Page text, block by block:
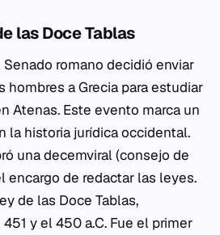
las Doce Tablas
Senado romano decidió enviar
hombres a Grecia para estudiar
Atenas. Este evento marca un
la historia jurídica occidental.
una decemviral (consejo de
encargo de redactar las leyes.
de las Doce Tablas,
y el 450 a.C. Fue el primer